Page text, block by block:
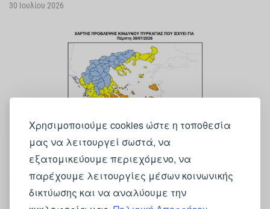
Χρησιμοποιούμε cookies ώστε η τοποθεσία
μας να λειτουργεί σωστά, να
εξατομικεύουμε περιεχόμενο, να
παρέχουμε λειτουργίες μέσων κοινωνικής
δικτύωσης και να αναλύουμε την
30 Ιουλίου 2026
Προσοχή! - Πολύ υψηλός κίνδυνος πυρκαγιάς (κατηγορία
κινδύνου 4) για αύριο Πέμπτη 30 Ιουλίου 2026